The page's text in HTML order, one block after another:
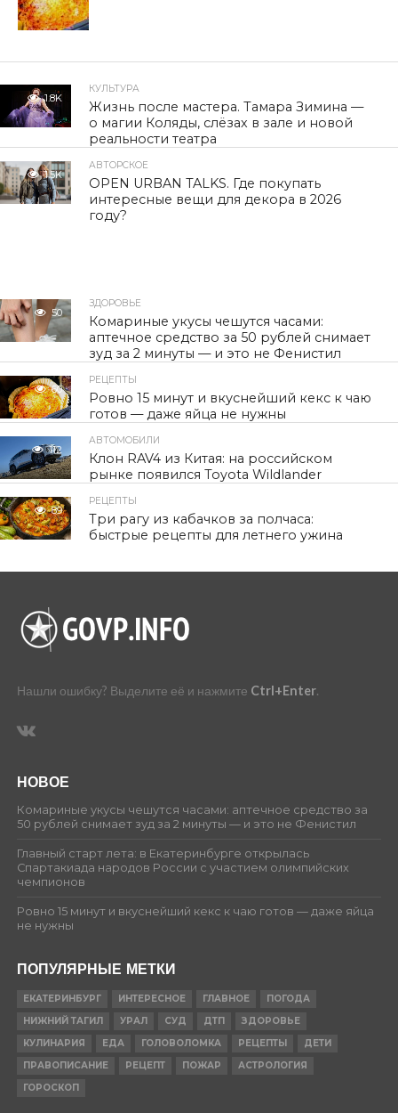
1.8K
КУЛЬТУРА
Жизнь после мастера. Тамара Зимина —
о магии Коляды, слёзах в зале и новой
реальности театра
1.5K
АВТОРСКОЕ
OPEN URBAN TALKS. Где покупать
интересные вещи для декора в 2026
году?
50
ЗДОРОВЬЕ
Комариные укусы чешутся часами:
аптечное средство за 50 рублей снимает
зуд за 2 минуты — и это не Фенистил
60
РЕЦЕПТЫ
Ровно 15 минут и вкуснейший кекс к чаю
готов — даже яйца не нужны
112
АВТОМОБИЛИ
Клон RAV4 из Китая: на российском
рынке появился Toyota Wildlander
89
РЕЦЕПТЫ
Три рагу из кабачков за полчаса:
быстрые рецепты для летнего ужина
Нашли ошибку? Выделите её и нажмите Ctrl+Enter.
НОВОЕ
Комариные укусы чешутся часами: аптечное средство за
50 рублей снимает зуд за 2 минуты — и это не Фенистил
Главный старт лета: в Екатеринбурге открылась
Спартакиада народов России с участием олимпийских
чемпионов
Ровно 15 минут и вкуснейший кекс к чаю готов — даже яйца
не нужны
ПОПУЛЯРНЫЕ МЕТКИ
ЕКАТЕРИНБУРГ ИНТЕРЕСНОЕ ГЛАВНОЕ
ПОГОДА
НИЖНИЙ ТАГИЛ
УРАЛ СУД ДТП
ЗДОРОВЬЕ
КУЛИНАРИЯ
ЕДА ГОЛОВОЛОМКА РЕЦЕПТЫ
ДЕТИ
ПРАВОПИСАНИЕ
РЕЦЕПТ ПОЖАР
АСТРОЛОГИЯ
ГОРОСКОП